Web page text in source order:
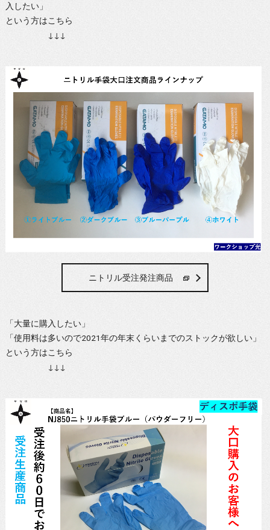
入したい」
という方はこちら
↓↓↓
ニトリル受注発注商品
「大量に購入したい」
「使用料は多いので2021年の年末くらいまでのストックが欲しい」
という方はこちら
↓↓↓